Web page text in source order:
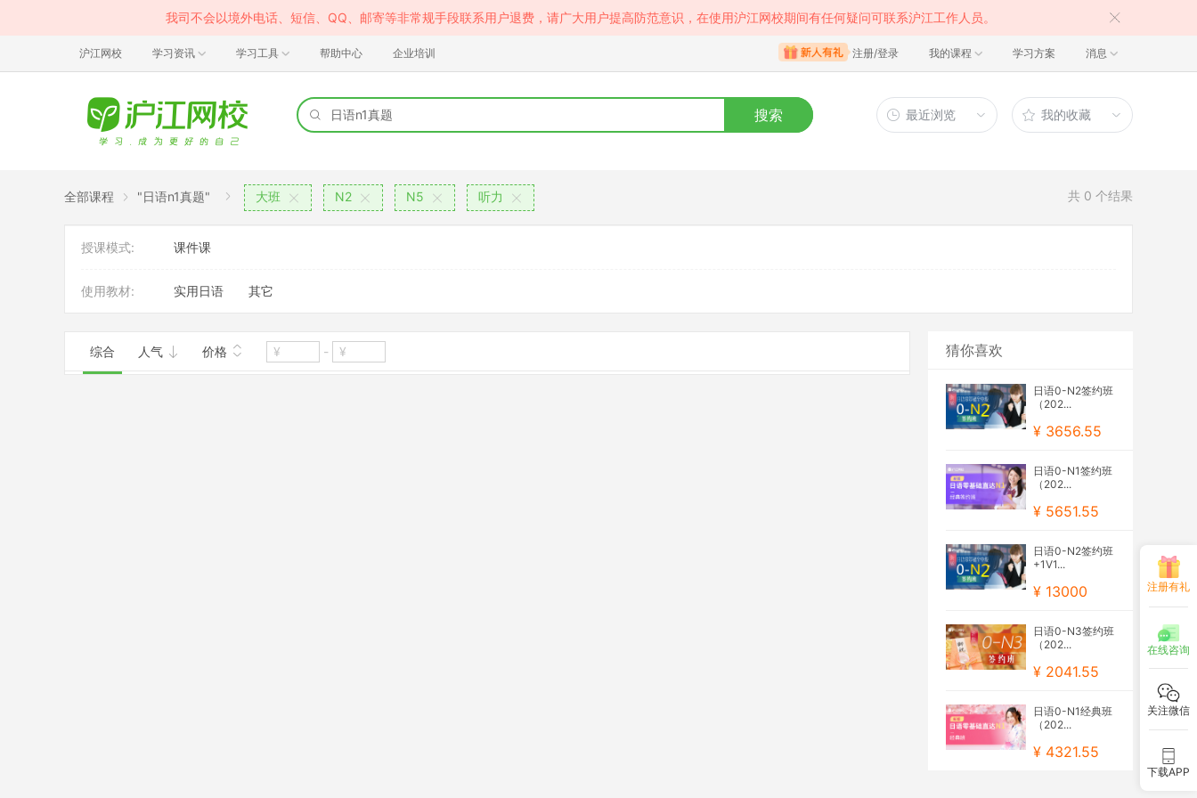
我司不会以境外电话、短信、QQ、邮寄等非常规手段联系用户退费，请广大用户提高防范意识，在使用沪江网校期间有任何疑问可联系沪江工作人员。
沪江网校 学习资讯 学习工具 帮助中心 企业培训 注册/登录 我的课程 学习方案 消息
搜索 最近浏览 我的收藏
全部课程 "日语n1真题" 大班 N2 N5 听力 共 0 个结果
授课模式: 课件课
使用教材: 实用日语 其它
综合 人气 价格 - 猜你喜欢
日语0-N2签约班
（202...
¥ 3656.55
日语0-N1签约班
（202...
¥ 5651.55
日语0-N2签约班
+1V1...
¥ 13000
日语0-N3签约班
（202...
¥ 2041.55
日语0-N1经典班
（202...
¥ 4321.55
注册有礼
在线咨询
关注微信
下载APP